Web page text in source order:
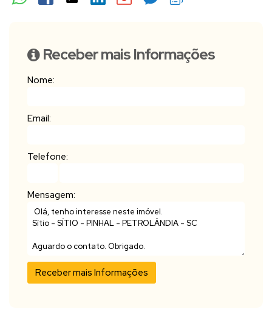
Receber mais Informações
Nome:
Email:
Telefone:
Mensagem: